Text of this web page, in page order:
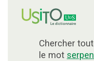
Chercher
le mot